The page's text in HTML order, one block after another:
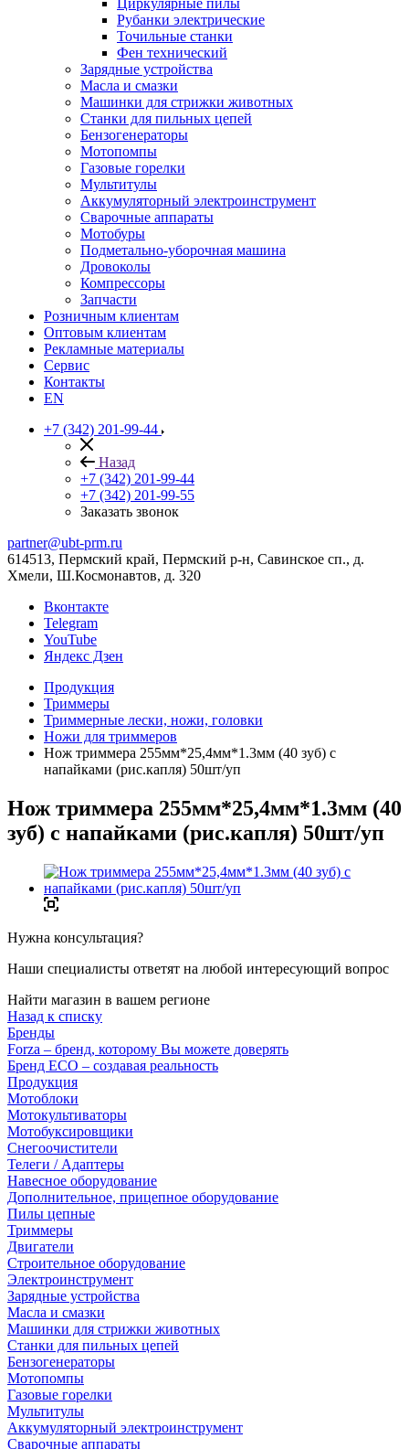
Циркулярные пилы
Рубанки электрические
Точильные станки
Фен технический
Зарядные устройства
Масла и смазки
Машинки для стрижки животных
Станки для пильных цепей
Бензогенераторы
Мотопомпы
Газовые горелки
Мультитулы
Аккумуляторный электроинструмент
Сварочные аппараты
Мотобуры
Подметально-уборочная машина
Дровоколы
Компрессоры
Запчасти
Розничным клиентам
Оптовым клиентам
Рекламные материалы
Сервис
Контакты
EN
+7 (342) 201-99-44
Назад
+7 (342) 201-99-44
+7 (342) 201-99-55
Заказать звонок
partner@ubt-prm.ru
614513, Пермский край, Пермский р-н, Савинское сп., д.
Хмели, Ш.Космонавтов, д. 320
Вконтакте
Telegram
YouTube
Яндекс Дзен
Продукция
Триммеры
Триммерные лески, ножи, головки
Ножи для триммеров
Нож триммера 255мм*25,4мм*1.3мм (40 зуб) с
напайками (рис.капля) 50шт/уп
Нож триммера 255мм*25,4мм*1.3мм (40
зуб) с напайками (рис.капля) 50шт/уп
Нужна консультация?
Наши специалисты ответят на любой интересующий вопрос
Найти магазин в вашем регионе
Назад к списку
Бренды
Forza – бренд, которому Вы можете доверять
Бренд ECO – создавая реальность
Продукция
Мотоблоки
Мотокультиваторы
Мотобуксировщики
Снегоочистители
Телеги / Адаптеры
Навесное оборудование
Дополнительное, прицепное оборудование
Пилы цепные
Триммеры
Двигатели
Строительное оборудование
Электроинструмент
Зарядные устройства
Масла и смазки
Машинки для стрижки животных
Станки для пильных цепей
Бензогенераторы
Мотопомпы
Газовые горелки
Мультитулы
Аккумуляторный электроинструмент
Сварочные аппараты